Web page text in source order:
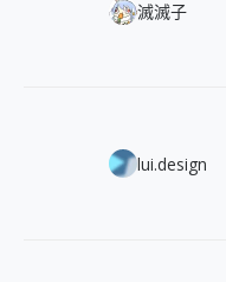
體驗日式傳統之美：
滅滅子
吸睛利器！430+ 可愛
lui.design